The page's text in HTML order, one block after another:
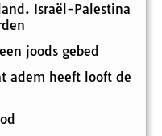
Israël-Palestina
joods gebed
adem heeft looft de